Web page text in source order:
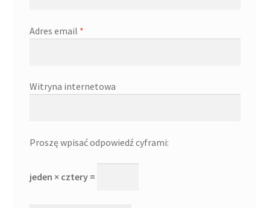
Adres email *
Witryna internetowa
Proszę wpisać odpowiedź cyframi:
jeden × cztery =